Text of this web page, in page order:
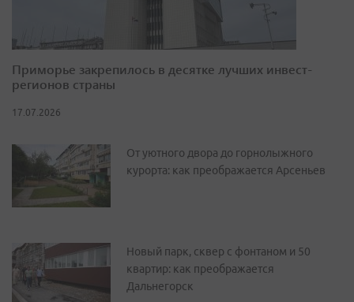
Приморье закрепилось в десятке лучших инвест-
регионов страны
17.07.2026
От уютного двора до горнолыжного
курорта: как преображается Арсеньев
Новый парк, сквер с фонтаном и 50
квартир: как преображается
Дальнегорск